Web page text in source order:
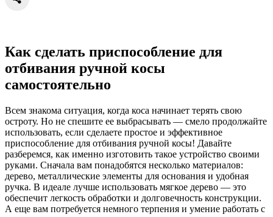
Как сделать приспособление для
отбивания ручной косы
самостоятельно
Всем знакома ситуация, когда коса начинает терять свою
остроту. Но не спешите ее выбрасывать — смело продолжайте
использовать, если сделаете простое и эффективное
приспособление для отбивания ручной косы! Давайте
разберемся, как именно изготовить такое устройство своими
руками. Сначала вам понадобятся несколько материалов:
дерево, металлические элементы для основания и удобная
ручка. В идеале лучше использовать мягкое дерево — это
обеспечит легкость обработки и долговечность конструкции.
А еще вам потребуется немного терпения и умение работать с